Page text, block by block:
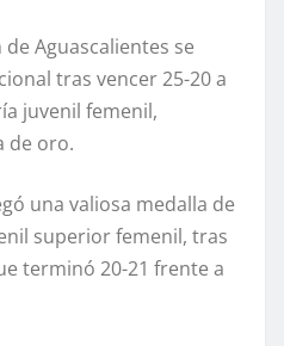
Aguascalientes se
tras vencer 25-20 a
juvenil femenil,
de oro.
una valiosa medalla de
superior femenil, tras
terminó 20-21 frente a